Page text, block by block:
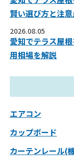
賢い選び方と注
2026.08.05
愛知でテラス屋
用相場を解説
エアコン
カップボード
カーテンレール(